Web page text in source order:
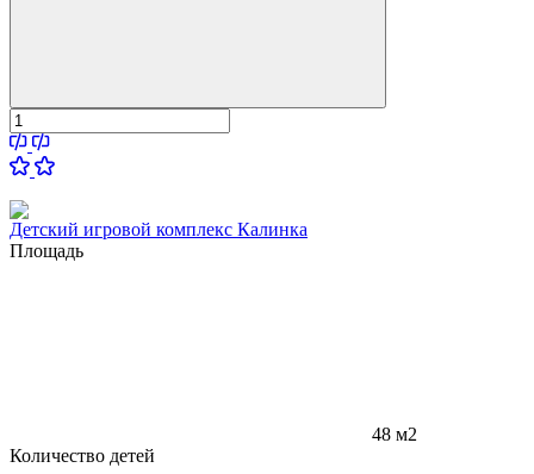
Детский игровой комплекс Калинка
Площадь
48 м2
Количество детей